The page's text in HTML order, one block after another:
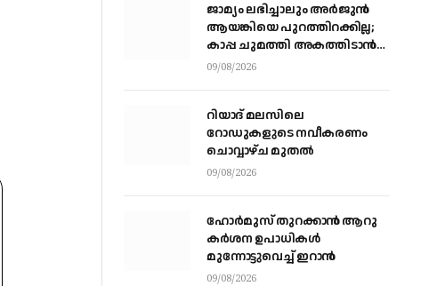
ജാമ്യം ലഭിച്ചാലും അര്‍ജുന്‍
ആയങ്കിയെ പുറത്തിറക്കില്ല;
കാപ്പ ചുമത്തി അകത്തിടാന്‍
നീക്കം
09/08/2026
റിയാദ് മലസിലെ
റോഡുകളുടെ നവീകരണം
ചൊവ്വാഴ്ച മുതല്‍
09/08/2026
ഹോർമുസ് തുറക്കാൻ ആറു
കർശന ഉപാധികൾ
മുന്നോട്ടുവെച്ച് ഇറാൻ
09/08/2026